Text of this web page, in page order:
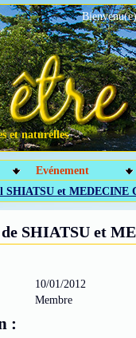
et naturelles
Evénement
SHIATSU et MEDECINE
SHIATSU et
10/01/2012
Membre
: